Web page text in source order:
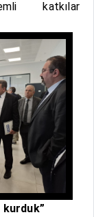
katkılar
kurduk”